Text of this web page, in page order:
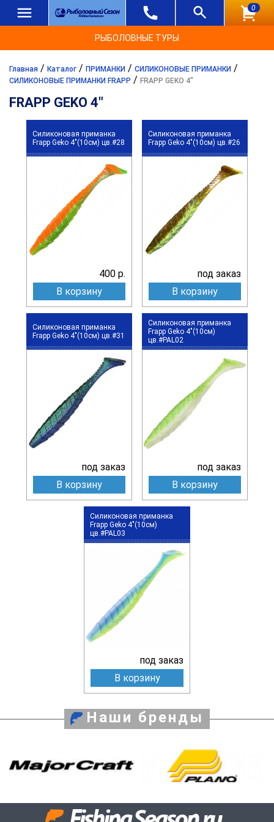
0
РЫБОЛОВНЫЕ ТУРЫ
Главная / Каталог / ПРИМАНКИ / СИЛИКОНОВЫЕ ПРИМАНКИ /
СИЛИКОНОВЫЕ ПРИМАНКИ FRAPP / FRAPP GEKO 4"
FRAPP GEKO 4"
Силиконовая приманка
Frapp Geko 4"(10см) цв.#28
400 р.
В корзину
Силиконовая приманка
Frapp Geko 4"(10см) цв.#26
под заказ
В корзину
Силиконовая приманка
Frapp Geko 4"(10см) цв.#31
под заказ
В корзину
Силиконовая приманка
Frapp Geko 4"(10см)
цв.#PAL02
под заказ
В корзину
Силиконовая приманка
Frapp Geko 4"(10см)
цв.#PAL03
под заказ
В корзину
Наши бренды